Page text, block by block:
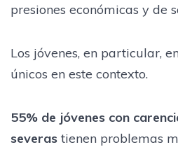
presiones económicas y de
Los jóvenes, en particular,
únicos en este contexto.
55% de jóvenes con
severas tienen problemas